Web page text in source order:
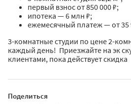
первый взнос от 850 000 ₽;
ипотека — 6 млн ₽;
ежемесячный платеж — от 35
3-комнатные студии по цене 2-
каждый день! Приезжайте на эк
клиентами, пока действует скидка
Поделиться